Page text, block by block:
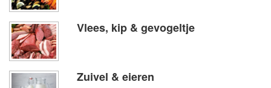
Vlees, kip & gevogeltje
Zuivel & eieren